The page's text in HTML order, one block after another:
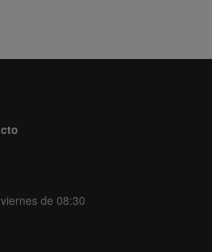
de 08:30